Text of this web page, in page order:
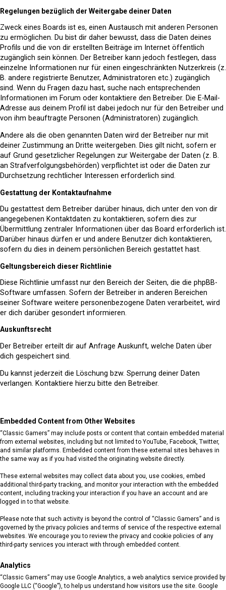
Regelungen bezüglich der Weitergabe deiner Daten
Zweck eines Boards ist es, einen Austausch mit anderen Personen
zu ermöglichen. Du bist dir daher bewusst, dass die Daten deines
Profils und die von dir erstellten Beiträge im Internet öffentlich
zugänglich sein können. Der Betreiber kann jedoch festlegen, dass
einzelne Informationen nur für einen eingeschränkten Nutzerkreis (z.
B. andere registrierte Benutzer, Administratoren etc.) zugänglich
sind. Wenn du Fragen dazu hast, suche nach entsprechenden
Informationen im Forum oder kontaktiere den Betreiber. Die E-Mail-
Adresse aus deinem Profil ist dabei jedoch nur für den Betreiber und
von ihm beauftragte Personen (Administratoren) zugänglich.
Andere als die oben genannten Daten wird der Betreiber nur mit
deiner Zustimmung an Dritte weitergeben. Dies gilt nicht, sofern er
auf Grund gesetzlicher Regelungen zur Weitergabe der Daten (z. B.
an Strafverfolgungsbehörden) verpflichtet ist oder die Daten zur
Durchsetzung rechtlicher Interessen erforderlich sind.
Gestattung der Kontaktaufnahme
Du gestattest dem Betreiber darüber hinaus, dich unter den von dir
angegebenen Kontaktdaten zu kontaktieren, sofern dies zur
Übermittlung zentraler Informationen über das Board erforderlich ist.
Darüber hinaus dürfen er und andere Benutzer dich kontaktieren,
sofern du dies in deinem persönlichen Bereich gestattet hast.
Geltungsbereich dieser Richtlinie
Diese Richtlinie umfasst nur den Bereich der Seiten, die die phpBB-
Software umfassen. Sofern der Betreiber in anderen Bereichen
seiner Software weitere personenbezogene Daten verarbeitet, wird
er dich darüber gesondert informieren.
Auskunftsrecht
Der Betreiber erteilt dir auf Anfrage Auskunft, welche Daten über
dich gespeichert sind.
Du kannst jederzeit die Löschung bzw. Sperrung deiner Daten
verlangen. Kontaktiere hierzu bitte den Betreiber.
Embedded Content from Other Websites
“Classic Gamers” may include posts or content that contain embedded material
from external websites, including but not limited to YouTube, Facebook, Twitter,
and similar platforms. Embedded content from these external sites behaves in
the same way as if you had visited the originating website directly.
These external websites may collect data about you, use cookies, embed
additional third-party tracking, and monitor your interaction with the embedded
content, including tracking your interaction if you have an account and are
logged in to that website.
Please note that such activity is beyond the control of “Classic Gamers” and is
governed by the privacy policies and terms of service of the respective external
websites. We encourage you to review the privacy and cookie policies of any
third-party services you interact with through embedded content.
Analytics
“Classic Gamers” may use Google Analytics, a web analytics service provided by
Google LLC (“Google”), to help us understand how visitors use the site. Google